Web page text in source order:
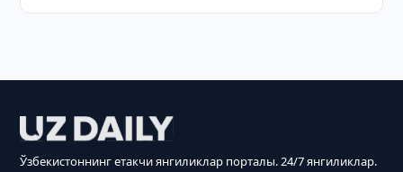
Ўзбекистоннинг етакчи янгиликлар порталы. 24/7 янгиликлар.